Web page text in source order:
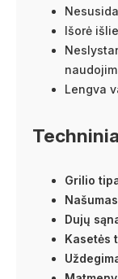
Išorė
Lengva
Grilio
Dujų
Kasetės